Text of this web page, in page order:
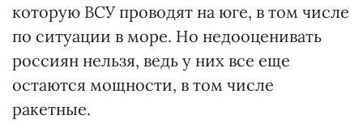
которую ВСУ проводят на юге, в том числе
по ситуации в море. Но недооценивать
россиян нельзя, ведь у них все еще
остаются мощности, в том числе
ракетные.